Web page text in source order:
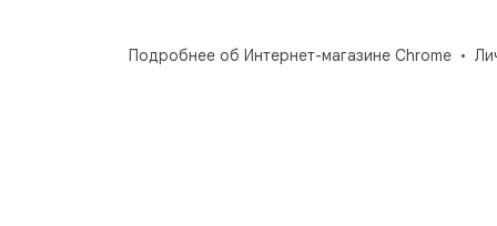
Подробнее об Интернет-магазине Chrome